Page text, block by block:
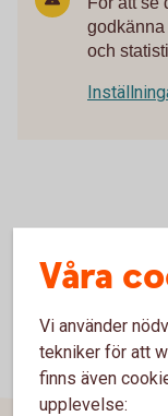
godkänna
och
Våra
Vi använder
tekniker för att
finns även
upplevelse: